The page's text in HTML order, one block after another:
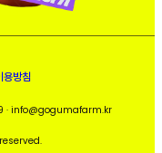
용방침
· info@gogumafarm.kr